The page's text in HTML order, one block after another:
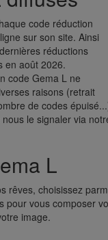
code réduction
sur son site. Ainsi
réductions
en août 2026.
code Gema L ne
raisons (retrait
de codes
le signaler via
L
rêves, choisissez
pour vous composer
image.